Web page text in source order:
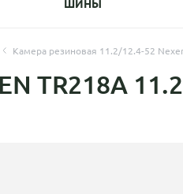
ШИНЫ
Камера резиновая 11.2/12.4-52
TR218A